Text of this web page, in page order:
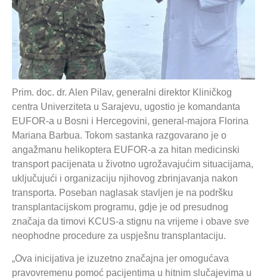
Prim. doc. dr. Alen Pilav, generalni direktor Kliničkog
centra Univerziteta u Sarajevu, ugostio je komandanta
EUFOR-a u Bosni i Hercegovini, general-majora Florina
Mariana Barbua. Tokom sastanka razgovarano je o
angažmanu helikoptera EUFOR-a za hitan medicinski
transport pacijenata u životno ugrožavajućim situacijama,
uključujući i organizaciju njihovog zbrinjavanja nakon
transporta. Poseban naglasak stavljen je na podršku
transplantacijskom programu, gdje je od presudnog
značaja da timovi KCUS-a stignu na vrijeme i obave sve
neophodne procedure za uspješnu transplantaciju.
„Ova inicijativa je izuzetno značajna jer omogućava
pravovremenu pomoć pacijentima u hitnim slučajevima u